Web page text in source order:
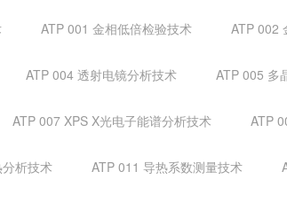
ATP 001 金相低倍检验技术 ATP 002
ATP 004 透射电镜分析技术 ATP 005 多
ATP 007 XPS X光电子能谱分析技术 ATP
析技术 ATP 011 导热系数测量技术